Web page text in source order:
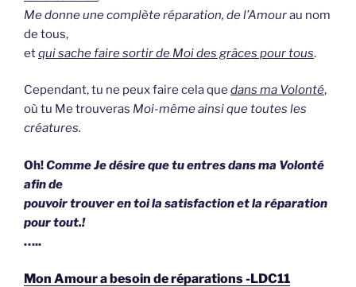
Me donne une complète réparation, de l’Amourau nom
de tous,
etqui sache faire sortir de Moi des grâces pour tous.
Cependant, tu ne peux faire cela que dans ma Volonté,
où tu Me trouveras Moi-même ainsi que toutes les
créatures.
Oh!Comme Je désire que tu entres dans ma Volonté
afin de
pouvoir trouver en toi la satisfaction et la réparation
pour tout.!
…..
Mon Amour a besoin de réparations -LDC11